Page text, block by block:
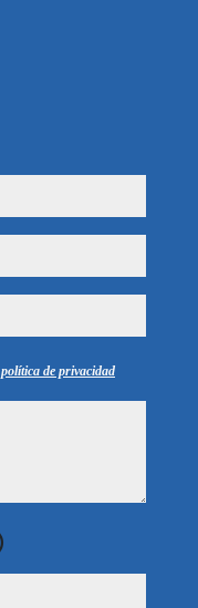
política de privacidad